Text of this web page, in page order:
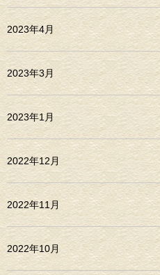
2023年4月
2023年3月
2023年1月
2022年12月
2022年11月
2022年10月